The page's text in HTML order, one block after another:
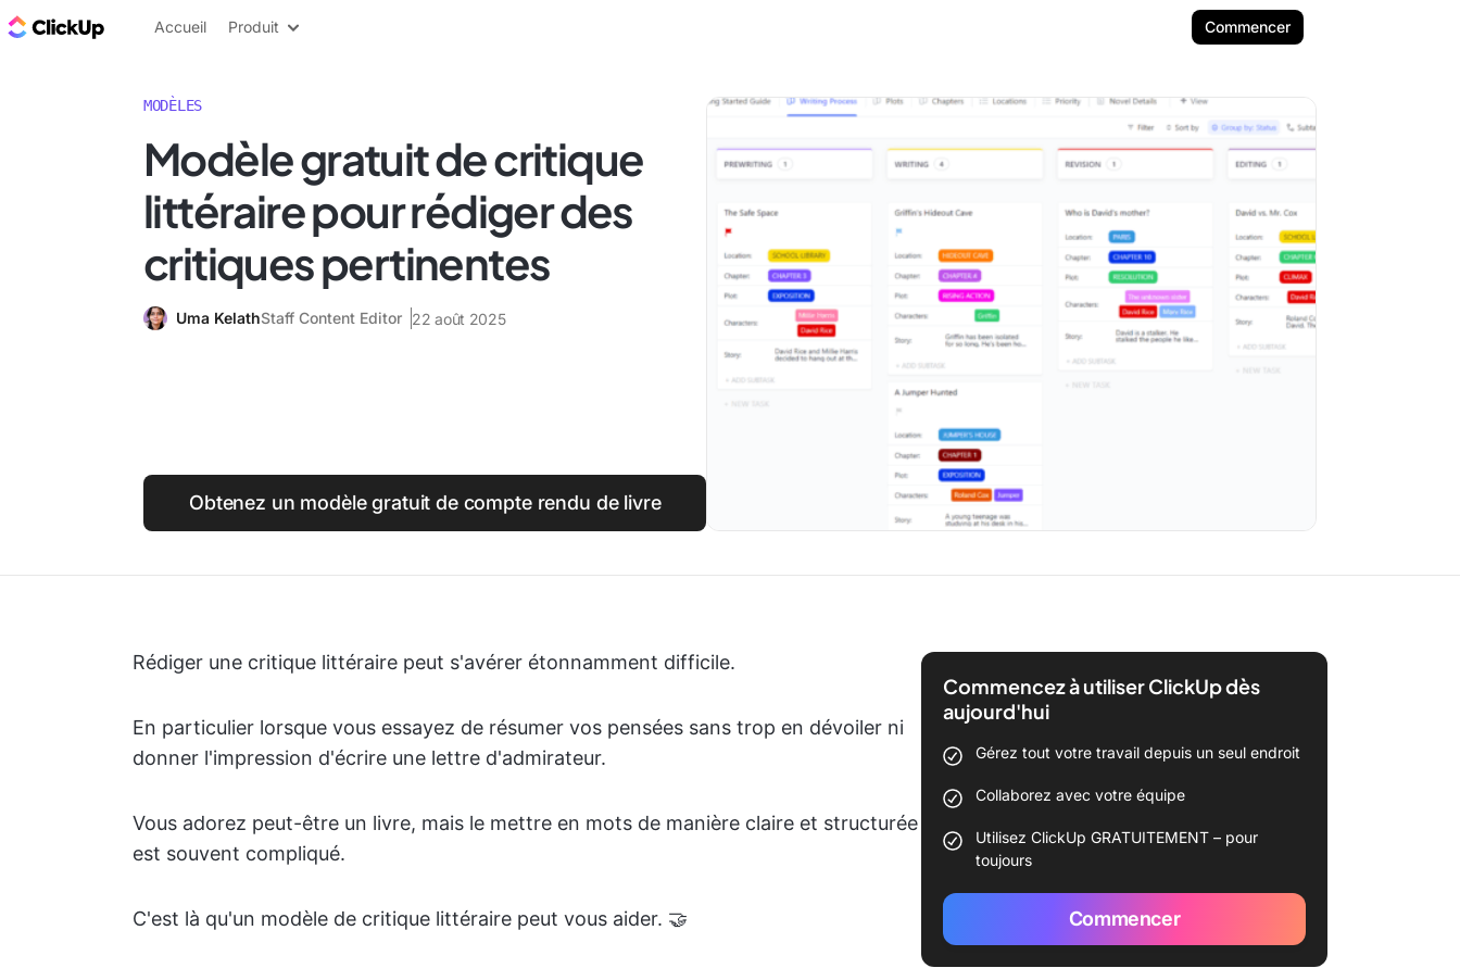
ClickUp Blog
Accueil Produit Commencer
MODÈLES
Modèle gratuit de critique
littéraire pour rédiger des
critiques pertinentes
Uma KelathStaff Content Editor 22 août 2025
Obtenez un modèle gratuit de compte rendu de livre
Rédiger une critique littéraire peut s'avérer étonnamment difficile.
En particulier lorsque vous essayez de résumer vos pensées sans trop en dévoiler ni
donner l'impression d'écrire une lettre d'admirateur.
Vous adorez peut-être un livre, mais le mettre en mots de manière claire et structurée
est souvent compliqué.
C'est là qu'un modèle de critique littéraire peut vous aider. 🤝
Commencez à utiliser ClickUp dès
aujourd'hui
Gérez tout votre travail depuis un seul endroit
Collaborez avec votre équipe
Utilisez ClickUp GRATUITEMENT – pour
toujours
Commencer